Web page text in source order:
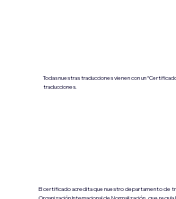
Todas nuestras traducciones vienen con un
traducciones.
El certificado acredita que nuestro departamento de